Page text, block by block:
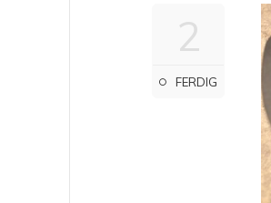
2
FERDIG